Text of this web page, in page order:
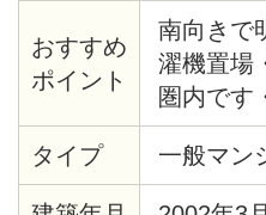
おすすめ
ポイント
南向きで
濯機置場
圏内です
タイプ 一般マン